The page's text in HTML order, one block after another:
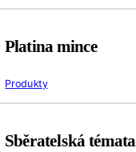
Platina mince
Produkty
Sběratelská témata